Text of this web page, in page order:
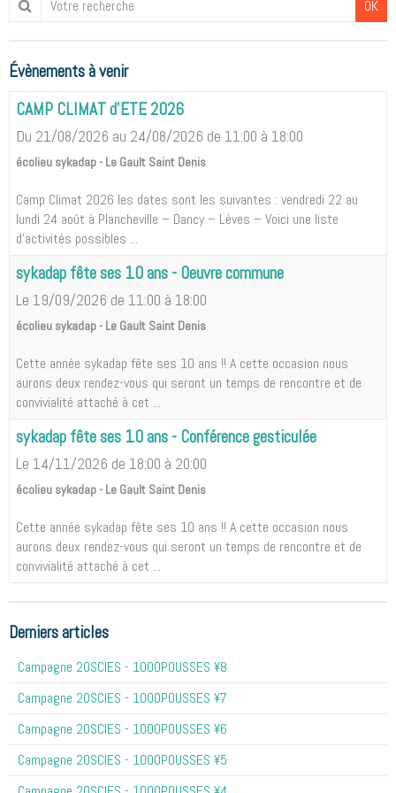
OK
Évènements à venir
CAMP CLIMAT d'ETE 2026
Du 21/08/2026 au 24/08/2026 de 11:00 à 18:00
écolieu sykadap - Le Gault Saint Denis
Camp Climat 2026 les dates sont les suivantes : vendredi 22 au
lundi 24 août à Plancheville – Dancy – Lèves – Voici une liste
d'activités possibles ...
sykadap fête ses 10 ans - Oeuvre commune
Le 19/09/2026 de 11:00 à 18:00
écolieu sykadap - Le Gault Saint Denis
Cette année sykadap fête ses 10 ans !! A cette occasion nous
aurons deux rendez-vous qui seront un temps de rencontre et de
convivialité attaché à cet ...
sykadap fête ses 10 ans - Conférence gesticulée
Le 14/11/2026 de 18:00 à 20:00
écolieu sykadap - Le Gault Saint Denis
Cette année sykadap fête ses 10 ans !! A cette occasion nous
aurons deux rendez-vous qui seront un temps de rencontre et de
convivialité attaché à cet ...
Derniers articles
Campagne 20SCIES - 1OOOPOUSSES ¥8
Campagne 20SCIES - 1OOOPOUSSES ¥7
Campagne 20SCIES - 1OOOPOUSSES ¥6
Campagne 20SCIES - 1OOOPOUSSES ¥5